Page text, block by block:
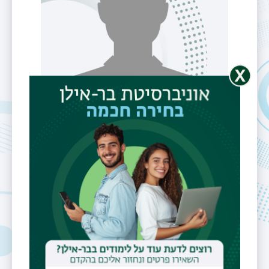
ד"ר נועז כהן
דוא"ל
noazc13@gmail.com
שעות קבלה
בתיאום מראש